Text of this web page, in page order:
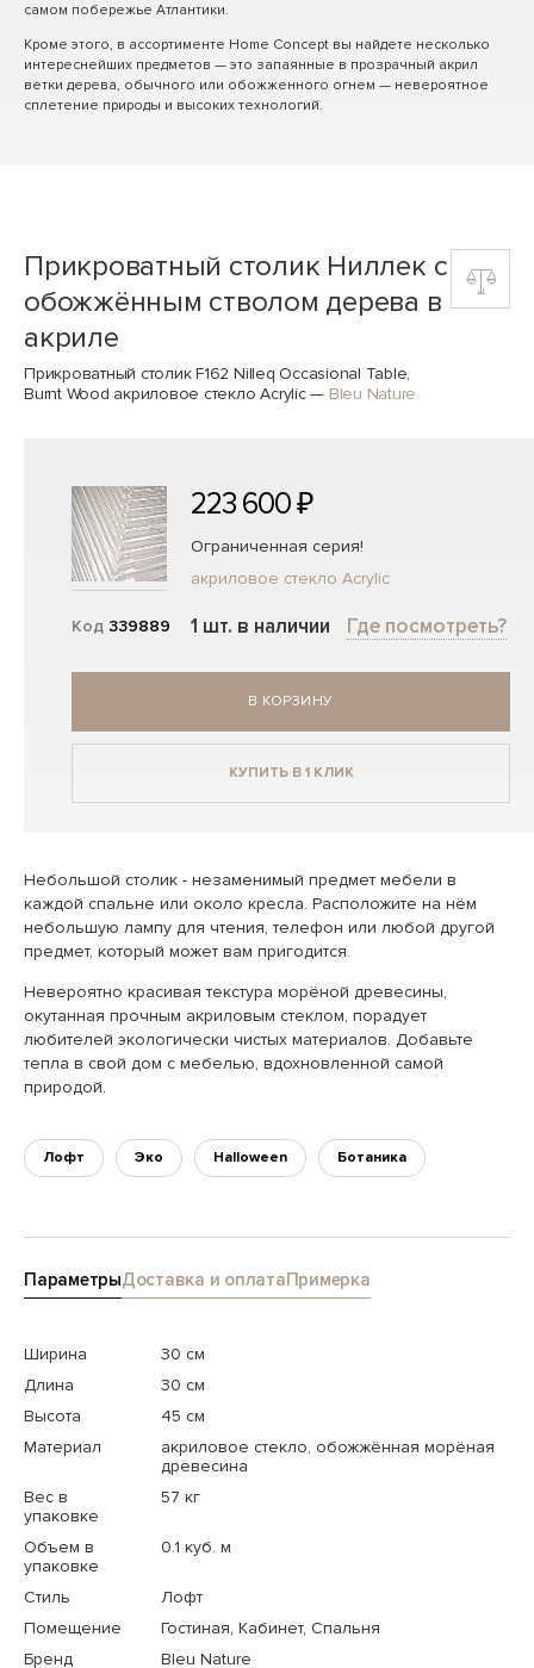
самом побережье Атлантики.
Кроме этого, в ассортименте Home Concept вы найдете несколько
интереснейших предметов — это запаянные в прозрачный акрил
ветки дерева, обычного или обожженного огнем — невероятное
сплетение природы и высоких технологий.
Прикроватный столик Ниллек с
обожжённым стволом дерева в
акриле
Прикроватный столик F162 Nilleq Occasional Table,
Burnt Wood акриловое стекло Acrylic— Bleu Nature
Код 339889
223 600 ₽
Ограниченная серия!
акриловое стекло Acrylic
1 шт. в наличии Где посмотреть?
В КОРЗИНУ
КУПИТЬ В 1 КЛИК
Небольшой столик - незаменимый предмет мебели в
каждой спальне или около кресла. Расположите на нём
небольшую лампу для чтения, телефон или любой другой
предмет, который может вам пригодится.
Невероятно красивая текстура морёной древесины,
окутанная прочным акриловым стеклом, порадует
любителей экологически чистых материалов. Добавьте
тепла в свой дом с мебелью, вдохновленной самой
природой.
Лофт Эко Halloween Ботаника
ПараметрыДоставка и оплатаПримерка
Ширина
30 см
Длина
30 см
Высота
45 см
Материал
акриловое стекло, обожжённая морёная
древесина
Вес в
упаковке
57 кг
Объем в
упаковке
0.1 куб. м
Стиль
Лофт
Помещение
Гостиная, Кабинет, Спальня
Бренд
Bleu Nature